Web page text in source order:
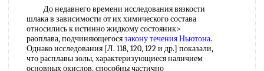
До недавнего времени исследования вязкости
шлака в зависимости от их химического состава
относились к истинно жидкому состояник>
раоплава, подчиняющегосязакону течения Ньютона.
Однако исследования [Л. 118, 120, 122 и др.] показали,
что расплавы золы, характеризующиеся наличием
основных окислов, способны частично